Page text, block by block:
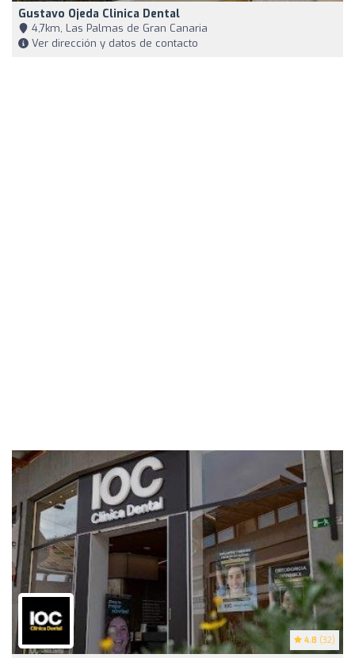
Gustavo Ojeda Clinica Dental
4,7km, Las Palmas de Gran Canaria
Ver dirección y datos de contacto
4.8 (32)